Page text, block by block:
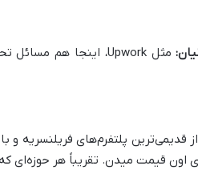
قدیمی‌ترین پلتفرم‌های فریلنسریه و
اون قیمت میدن. تقریباً هر حوزه‌ای که